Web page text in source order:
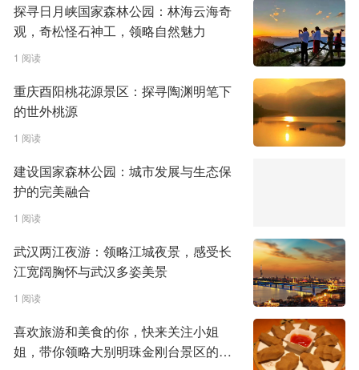
探寻日月峡国家森林公园：林海云海奇
观，奇松怪石神工，领略自然魅力
1 阅读
重庆酉阳桃花源景区：探寻陶渊明笔下
的世外桃源
1 阅读
建设国家森林公园：城市发展与生态保
护的完美融合
1 阅读
武汉两江夜游：领略江城夜景，感受长
江宽阔胸怀与武汉多姿美景
1 阅读
喜欢旅游和美食的你，快来关注小姐
姐，带你领略大别明珠金刚台景区的魅